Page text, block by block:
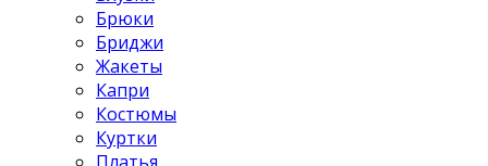
Брюки
Бриджи
Жакеты
Капри
Костюмы
Куртки